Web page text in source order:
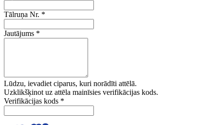
Tālruņa Nr. *
Jautājums *
Lūdzu, ievadiet ciparus, kuri norādīti attēlā.
Uzklikšķinot uz attēla mainīsies verifikācijas kods.
Verifikācijas kods *